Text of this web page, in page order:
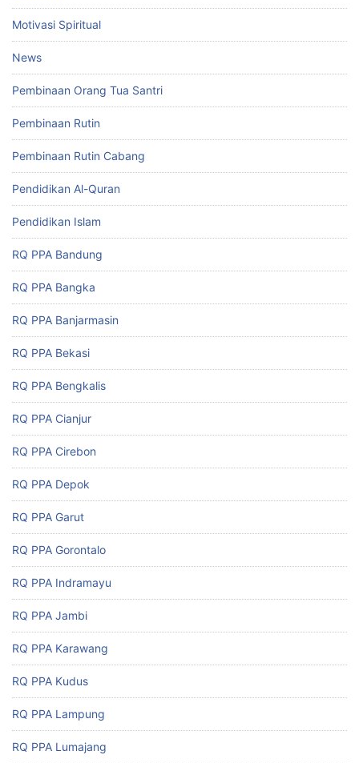
Motivasi Spiritual
News
Pembinaan Orang Tua Santri
Pembinaan Rutin
Pembinaan Rutin Cabang
Pendidikan Al-Quran
Pendidikan Islam
RQ PPA Bandung
RQ PPA Bangka
RQ PPA Banjarmasin
RQ PPA Bekasi
RQ PPA Bengkalis
RQ PPA Cianjur
RQ PPA Cirebon
RQ PPA Depok
RQ PPA Garut
RQ PPA Gorontalo
RQ PPA Indramayu
RQ PPA Jambi
RQ PPA Karawang
RQ PPA Kudus
RQ PPA Lampung
RQ PPA Lumajang